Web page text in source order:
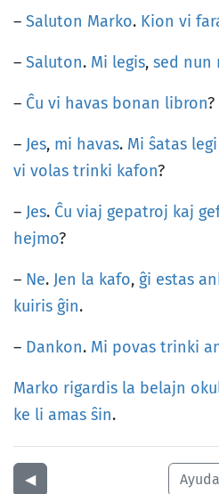
– Saluton Marko. Kion vi
– Saluton. Mi legis, sed nun
– Ĉu vi havas bonan libron?
– Jes, mi havas. Mi ŝatas legi
vi volas trinki kafon?
– Jes. Ĉu viaj gepatroj kaj
hejmo?
– Ne. Jen la kafo, ĝi estas
kuiris ĝin.
– Dankon. Mi povas trinki
Marko rigardis la belajn
ke li amas ŝin.
◀︎ Ayuda